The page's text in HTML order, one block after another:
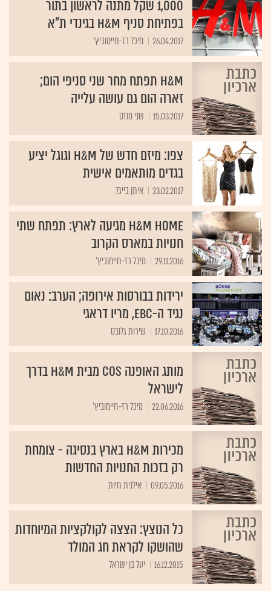
בפתיחת סניף H&M בגינדי ת"א
26.04.2017 מיכל רז-חיימוביץ'
זארה הום גם עושה עלייה
15.03.2017 שני מוזס
בגדים מותאמים אישית
23.02.2017 איתן בייגל
חנויות במארס הקרוב
29.11.2016 מיכל רז-חיימוביץ'
נגיד ה-EBC, מריו דראגי
17.10.2016 שירות גלובס
לישראל
22.06.2016
רק בזכות החנויות החדשות
09.05.2016 אילנית חיות
שהושקו לקראת חג המולד
16.12.2015 יעל בן ישראל